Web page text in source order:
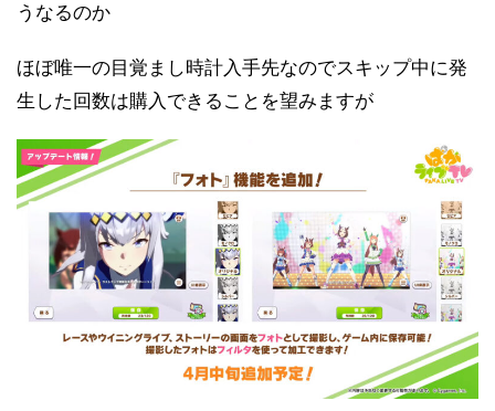
うなるのか
ほぼ唯一の目覚まし時計入手先なのでスキップ中に発
生した回数は購入できることを望みますが